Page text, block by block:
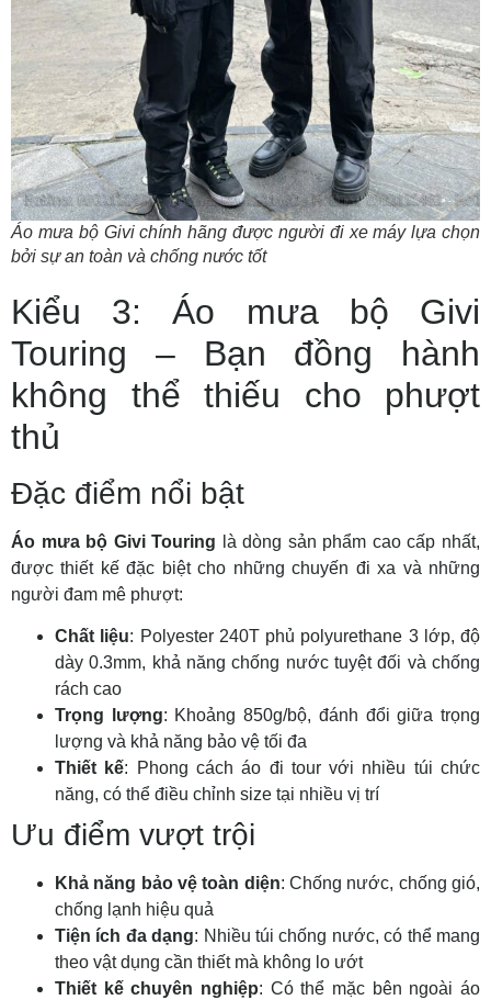
Áo mưa bộ Givi chính hãng được người đi xe máy lựa chọn
bởi sự an toàn và chống nước tốt
Kiểu 3: Áo mưa bộ Givi
Touring – Bạn đồng hành
không thể thiếu cho phượt
thủ
Đặc điểm nổi bật
Áo mưa bộ Givi Touring là dòng sản phẩm cao cấp nhất,
được thiết kế đặc biệt cho những chuyến đi xa và những
người đam mê phượt:
Chất liệu: Polyester 240T phủ polyurethane 3 lớp, độ
dày 0.3mm, khả năng chống nước tuyệt đối và chống
rách cao
Trọng lượng: Khoảng 850g/bộ, đánh đổi giữa trọng
lượng và khả năng bảo vệ tối đa
Thiết kế: Phong cách áo đi tour với nhiều túi chức
năng, có thể điều chỉnh size tại nhiều vị trí
Ưu điểm vượt trội
Khả năng bảo vệ toàn diện: Chống nước, chống gió,
chống lạnh hiệu quả
Tiện ích đa dạng: Nhiều túi chống nước, có thể mang
theo vật dụng cần thiết mà không lo ướt
Thiết kế chuyên nghiệp: Có thể mặc bên ngoài áo